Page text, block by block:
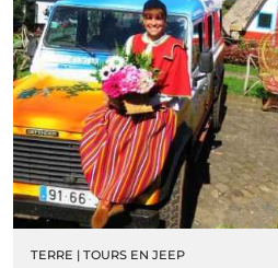
TERRE | TOURS EN JEEP